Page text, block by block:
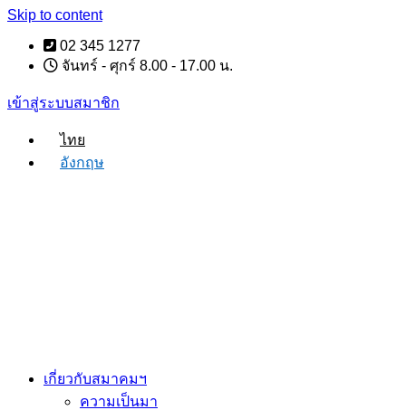
Skip to content
02 345 1277
จันทร์ - ศุกร์ 8.00 - 17.00 น.
เข้าสู่ระบบสมาชิก
ไทย
อังกฤษ
เกี่ยวกับสมาคมฯ
ความเป็นมา